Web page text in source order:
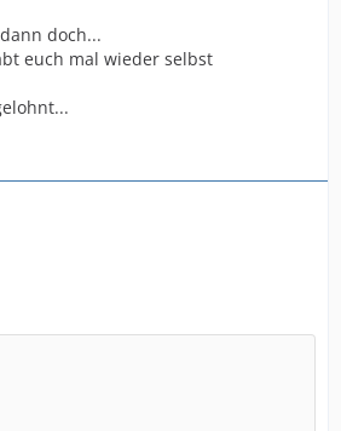
doch...
euch mal wieder selbst